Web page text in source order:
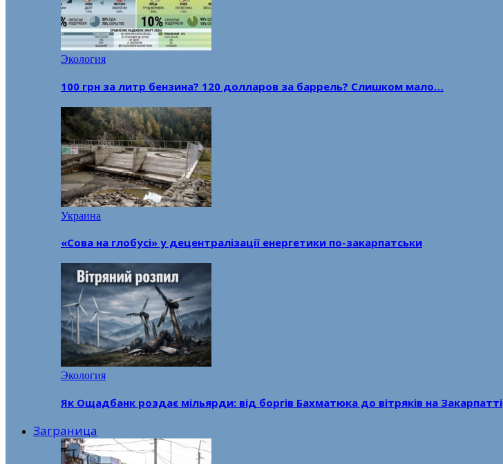
Экология
100 грн за литр бензина? 120 долларов за баррель? Слишком мало…
Украина
«Сова на глобусі» у децентралізації енергетики по-закарпатськи
Экология
Як Ощадбанк роздає мільярди: від боргів Бахматюка до вітряків на Закарпатті
Заграница